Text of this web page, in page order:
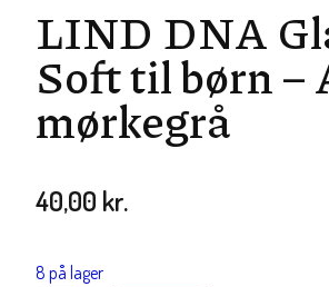
LIND DNA
Soft til børn –
mørkegrå
40,00 kr.
8 på lager